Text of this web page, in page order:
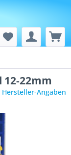
12-22mm
Hersteller-Angaben